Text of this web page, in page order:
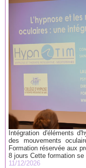
Intégration d'éléments
des mouvements
Formation réservée aux
8 jours Cette formation
11/12/2026